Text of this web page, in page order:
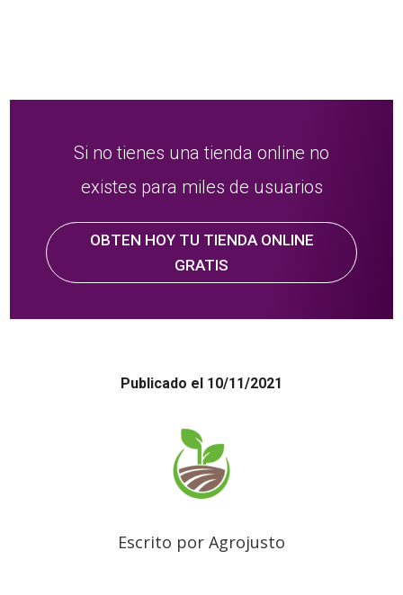
Si no tienes una tienda online no
existes para miles de usuarios
OBTEN HOY TU TIENDA ONLINE
GRATIS
Publicado el 10/11/2021
Escrito por Agrojusto